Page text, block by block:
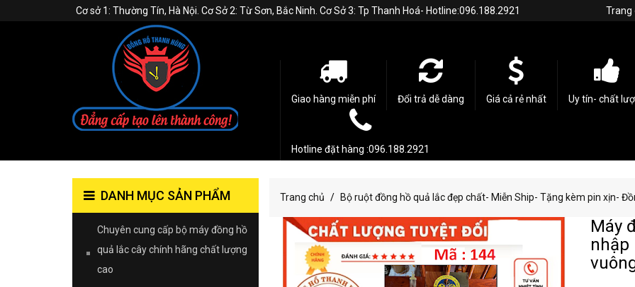
Trang
Cơ sở 1: Thường Tín, Hà Nội. Cơ Sở 2: Từ Sơn, Bắc Ninh. Cơ Sở 3: Tp Thanh Hoá- Hotline:096.188.2921
Giao hàng miễn phí Đổi trả dễ dàng Giá cả rẻ nhất Uy tín- chất
Hotline đặt hàng :096.188.2921
Trang chủ Bộ ruột đồng hồ quả lắc đẹp chất- Miễn Ship- Tặng kèm pin xịn-
Máy
nhập
DANH MỤC SẢN PHẨM
Chuyên cung cấp bộ máy đồng hồ
quả lắc cây chính hãng chất lượng
cao